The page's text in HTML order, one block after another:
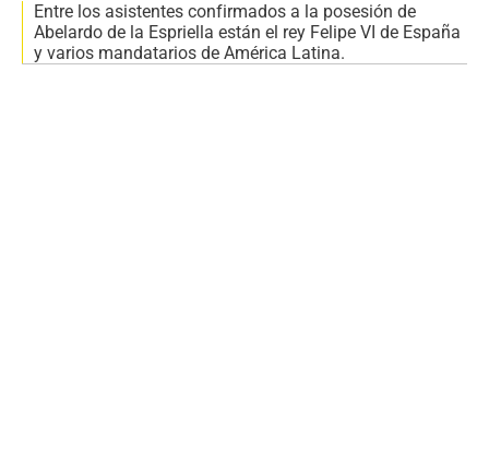
Entre los asistentes confirmados a la posesión de
Abelardo de la Espriella están el rey Felipe VI de España
y varios mandatarios de América Latina.